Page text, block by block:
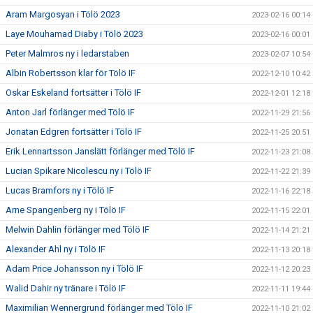
Aram Margosyan i Tölö 2023 2023-02-16 00:14
Laye Mouhamad Diaby i Tölö 2023 2023-02-16 00:01
Peter Malmros ny i ledarstaben 2023-02-07 10:54
Albin Robertsson klar för Tölö IF 2022-12-10 10:42
Oskar Eskeland fortsätter i Tölö IF 2022-12-01 12:18
Anton Jarl förlänger med Tölö IF 2022-11-29 21:56
Jonatan Edgren fortsätter i Tölö IF 2022-11-25 20:51
Erik Lennartsson Janslätt förlänger med Tölö IF 2022-11-23 21:08
Lucian Spikare Nicolescu ny i Tölö IF 2022-11-22 21:39
Lucas Bramfors ny i Tölö IF 2022-11-16 22:18
Arne Spangenberg ny i Tölö IF 2022-11-15 22:01
Melwin Dahlin förlänger med Tölö IF 2022-11-14 21:21
Alexander Ahl ny i Tölö IF 2022-11-13 20:18
Adam Price Johansson ny i Tölö IF 2022-11-12 20:23
Walid Dahir ny tränare i Tölö IF 2022-11-11 19:44
Maximilian Wennergrund förlänger med Tölö IF 2022-11-10 21:02